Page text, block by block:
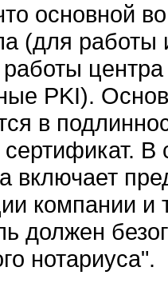
основной
(для работы
PKI).
в
В
включает
компании
должен
нотариуса".